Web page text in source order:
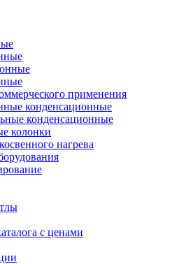
применения
конденсационные
конденсационные
колонки
нагрева
с ценами